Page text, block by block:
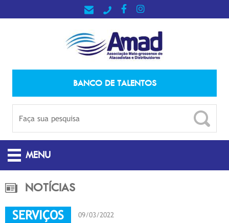
BANCO DE TALENTOS
MENU
NOTÍCIAS
SERVIÇOS 09/03/2022